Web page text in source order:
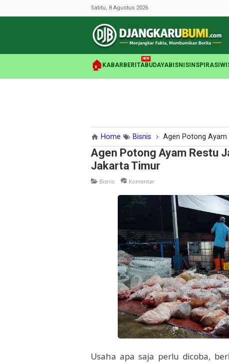
Sabtu, 8 Agustus 2026
🏠 KABAR BERITA
NEW
BUDAYABISNIS INSPIRASI
Home Bisnis Agen Potong Ayam
Agen Potong Ayam Restu
Jakarta Timur
Bisnis Komentar
Usaha apa saja perlu dicoba,